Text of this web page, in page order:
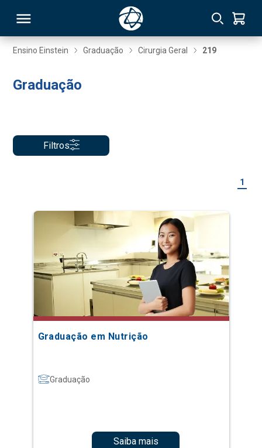
Ensino Einstein Graduação Cirurgia Geral 219
Graduação
Filtros
1
Graduação em Nutrição
Graduação
Saiba mais